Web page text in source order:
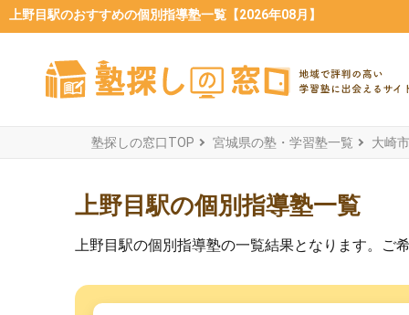
上野目駅のおすすめの個別指導塾一覧【2026年08月】
塾探しの窓口TOP 宮城県の塾・学習塾一覧 大崎
上野目駅の個別指導塾一覧
上野目駅の個別指導塾の一覧結果となります。ご